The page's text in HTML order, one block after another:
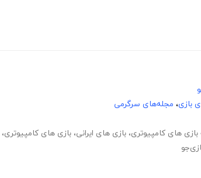
بازی، مجله‌های سرگرمی
های کامپیوتری، بازی های ایرانی، بازی های کامپیوتری،